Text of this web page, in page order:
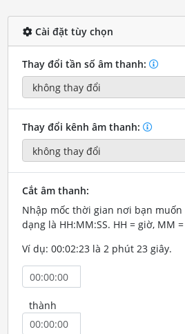
Cài đặt tùy chọn
Thay đổi tần số âm thanh:
Thay đổi kênh âm thanh:
Cắt âm thanh:
Nhập mốc thời gian nơi bạn
dạng là HH:MM:SS. HH = giờ, MM
Ví dụ: 00:02:23 là 2 phút 23 giây.
thành